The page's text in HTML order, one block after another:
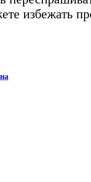
избежать